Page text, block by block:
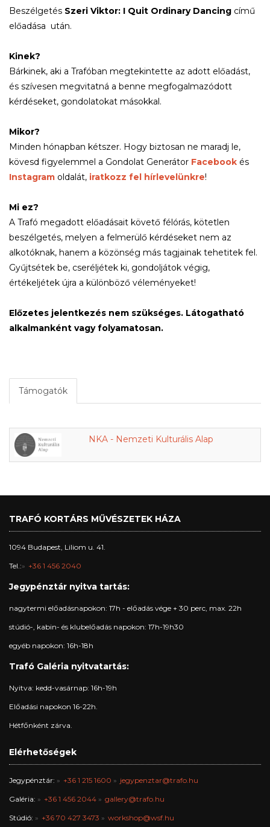
Beszélgetés Szeri Viktor: I Quit Ordinary Dancing című
előadása után.
Kinek?
Bárkinek, aki a Trafóban megtekintette az adott előadást,
és szívesen megvitatná a benne megfogalmazódott
kérdéseket, gondolatokat másokkal.
Mikor?
Minden hónapban kétszer. Hogy biztosan ne maradj le,
kövesd figyelemmel a Gondolat Generátor Facebook és
Instagram oldalát, iratkozz fel hírlevelünkre!
Mi ez?
A Trafó megadott előadásait követő félórás, kötetlen
beszélgetés, melyen a felmerülő kérdéseket nem az
alkotóknak, hanem a közönség más tagjainak tehetitek fel.
Gyűjtsétek be, cseréljétek ki, gondoljátok végig,
értékeljétek újra a különböző véleményeket!
Előzetes jelentkezés nem szükséges. Látogatható
alkalmanként vagy folyamatosan.
Támogatók
NKA - Nemzeti Kulturális Alap
TRAFÓ KORTÁRS MŰVÉSZETEK HÁZA
1094 Budapest, Liliom u. 41.
Tel.: +36 1 456 2040
Jegypénztár nyitva tartás:
nagytermi előadásnapokon: 17h - előadás vége + 30 perc, max. 22h
stúdió-, kabin- és klubelőadás napokon: 17h-19h30
egyéb napokon: 16h-18h
Trafó Galéria nyitvatartás:
Nyitva: kedd-vasárnap: 16h-19h
Előadási napokon 16-22h.
Hétfőnként zárva.
Elérhetőségek
Jegypénztár: +36 1 215 1600 jegypenztar@trafo.hu
Galéria: +36 1 456 2044 gallery@trafo.hu
Stúdió: +36 70 427 3473 workshop@wsf.hu